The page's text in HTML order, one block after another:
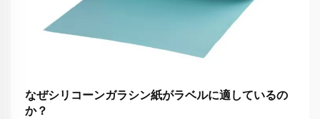
なぜシリコーンガラシン紙がラベルに適しているの
か？